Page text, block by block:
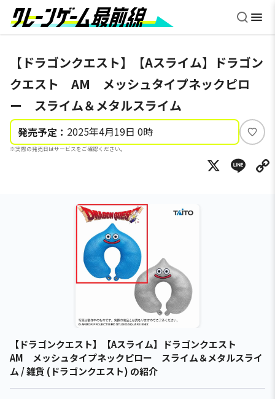
【ドラゴンクエスト】【Aスライム】ドラゴン
クエスト AM メッシュタイプネックピロ
ー スライム＆メタルスライム
発売予定： 2025年4月19日 0時
※実際の発売日はサービスをご確認ください。
い
ね
X
【ドラゴンクエスト】【Aスライム】ドラゴンクエスト
AM メッシュタイプネックピロー スライム＆メタルスライ
ム / 雑貨 (ドラゴンクエスト) の紹介